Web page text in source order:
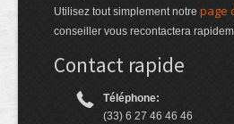
Utilisez tout simplement notre page
conseiller vous recontactera
Contact rapide
Téléphone:
(33) 6 27 46 46 46